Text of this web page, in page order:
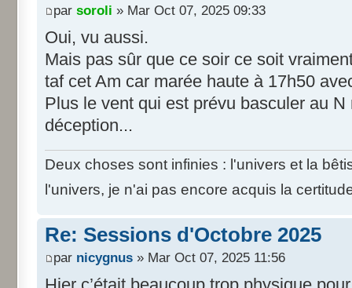
par soroli » Mar Oct 07, 2025 09:33
Oui, vu aussi.
Mais pas sûr que ce soir ce soit
taf cet Am car marée haute à 17h50
Plus le vent qui est prévu basculer au
déception...
Deux choses sont infinies : l'univers et la
l'univers, je n'ai pas encore acquis la
Re: Sessions d'Octobre 2025
par nicygnus » Mar Oct 07, 2025 11:56